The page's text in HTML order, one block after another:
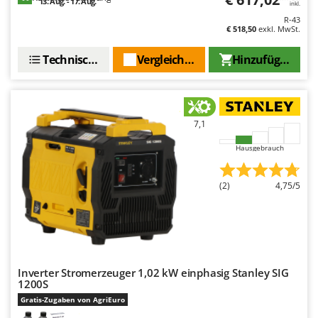
Makita
Marcato
Marina Systems
Mastercook
McCulloch
Michelin
Mille
Minox
MOSA
MOVA
inkl.
R-43
€ 518,50 exkl. MwSt.
Hinzufügen
Vergleichen Sie
Technische Daten
7,1
Hausgebrauch
(2) 4,75/5
Inverter Stromerzeuger 1,02 kW einphasig Stanley SIG
1200S
Gratis-Zugaben von AgriEuro